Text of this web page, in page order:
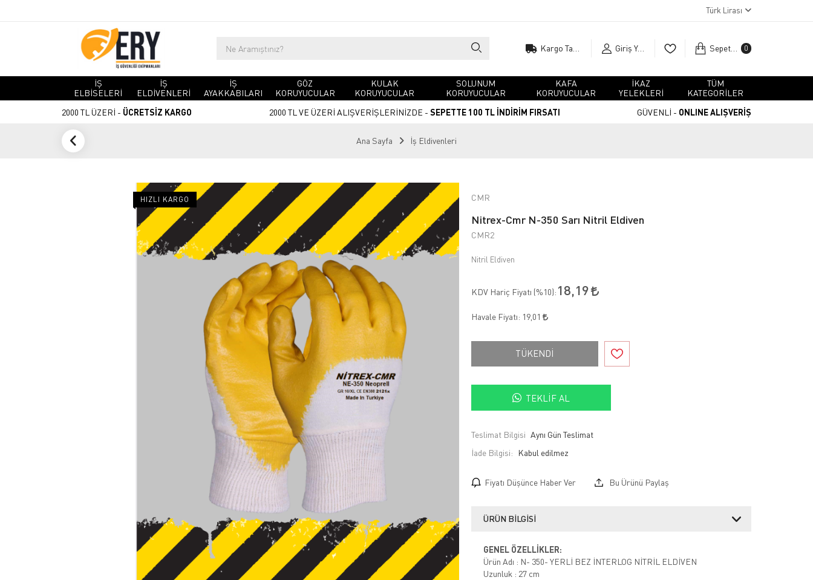
Türk Lirası
Giriş Yap Sepetim 0
İŞ
ELBİSELERİ
İŞ
ELDİVENLERİ
İŞ
AYAKKABILARI
GÖZ
KORUYUCULAR
KULAK
KORUYUCULAR
SOLUNUM
KORUYUCULAR
KAFA
KORUYUCULAR
İKAZ
YELEKLERİ
TÜM
KATEGORİLER
2000 TL ÜZERİ - ÜCRETSİZ KARGO 2000 TL VE ÜZERİ ALIŞVERİŞLERİNİZDE - SEPETTE 100 TL İNDİRİM FIRSATI GÜVENLİ - ONLINE ALIŞVERİŞ
Ana Sayfa İş Eldivenleri
HIZLI KARGO CMR
Nitrex-Cmr N-350 Sarı Nitril Eldiven
CMR2
Nitril Eldiven
KDV Hariç Fiyatı (%10): 18,19
Havale Fiyatı: 19,01
TÜKENDİ
TEKLIF AL
Teslimat Bilgisi Aynı Gün Teslimat
İade Bilgisi:
Fiyatı Düşünce Haber Ver Bu Ürünü Paylaş
ÜRÜN BILGISI
GENEL ÖZELLİKLER:
Ürün Adı : N- 350- YERLİ BEZ İNTERLOG NİTRİL ELDİVEN
Uzunluk : 27 cm